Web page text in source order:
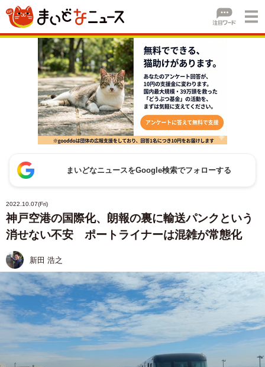
まいどなニュースをGoogle検索でフォローする
2022.10.07(Fri)
神戸空港の国際化、朗報の裏に輸送パンクという
消せない不安 ポートライナーは混雑が常態化
新田 浩之